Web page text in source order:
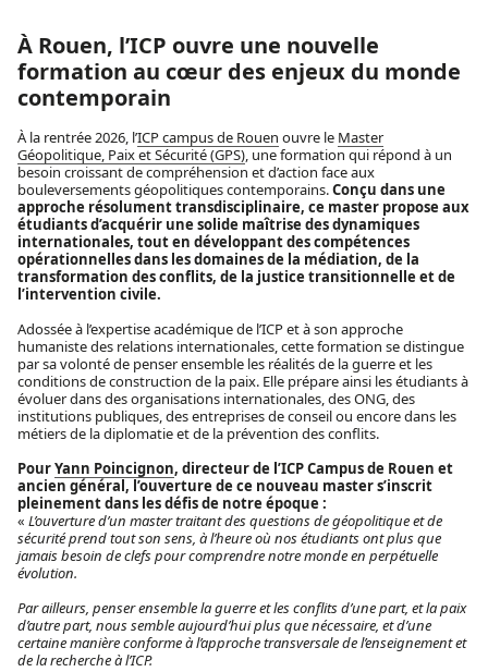
À Rouen, l’ICP ouvre une nouvelle
formation au cœur des enjeux du monde
contemporain
À la rentrée 2026, l’ICP campus de Rouen ouvre le Master
Géopolitique, Paix et Sécurité (GPS), une formation qui répond à un
besoin croissant de compréhension et d’action face aux
bouleversements géopolitiques contemporains.Conçu dans une
approche résolument transdisciplinaire, ce master propose aux
étudiants d’acquérir une solide maîtrise des dynamiques
internationales, tout en développant des compétences
opérationnelles dans les domaines de la médiation, de la
transformation des conflits, de la justice transitionnelle et de
l’intervention civile.
Adossée à l’expertise académique de l’ICP et à son approche
humaniste des relations internationales, cette formation se distingue
par sa volonté de penser ensemble les réalités de la guerre et les
conditions de construction de la paix. Elle prépare ainsi les étudiants à
évoluer dans des organisations internationales, des ONG, des
institutions publiques, des entreprises de conseil ou encore dans les
métiers de la diplomatie et de la prévention des conflits.
PourYann Poincignon, directeur de l’ICP Campus de Rouen et
ancien général, l’ouverture de ce nouveau master s’inscrit
pleinement dans les défis de notre époque :
« L’ouverture d’un master traitant des questions de géopolitique et de
sécurité prend tout son sens, à l’heure où nos étudiants ont plus que
jamais besoin de clefs pour comprendre notre monde en perpétuelle
évolution.
Par ailleurs, penser ensemble la guerre et les conflits d’une part, et la paix
d’autre part, nous semble aujourd’hui plus que nécessaire, et d’une
certaine manière conforme à l’approche transversale de l’enseignement et
de la recherche à l’ICP.